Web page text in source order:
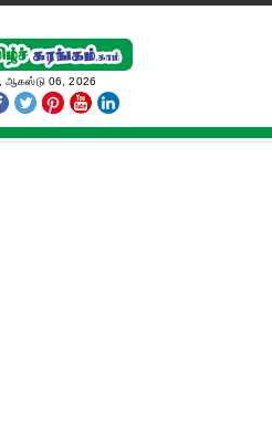
ஆகஸ்டு 06, 2026